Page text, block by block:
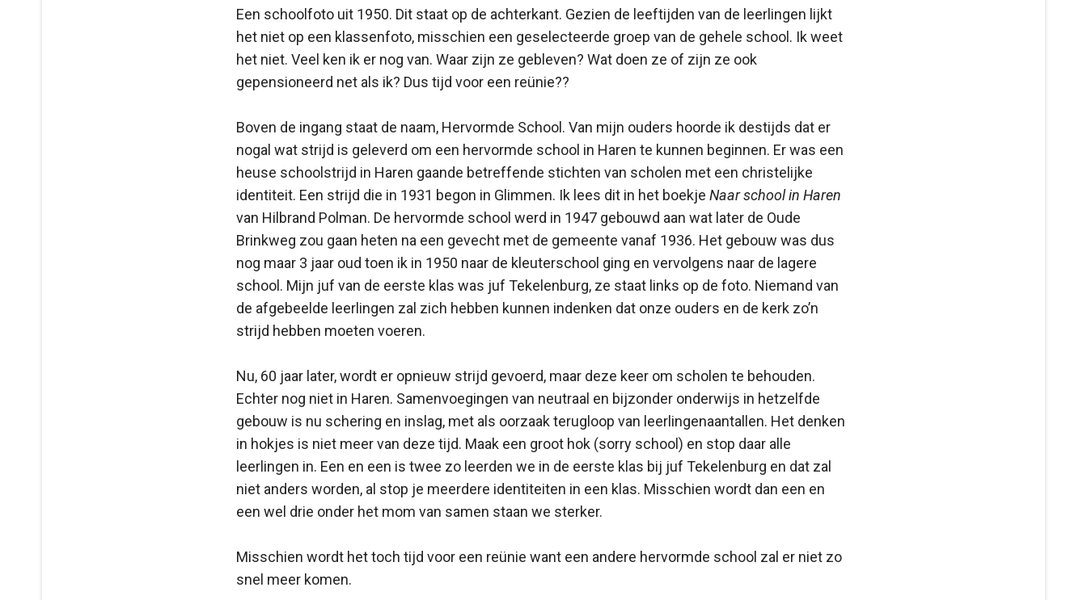
Een schoolfoto uit 1950. Dit staat op de achterkant. Gezien de leeftijden van de leerlingen lijkt
het niet op een klassenfoto, misschien een geselecteerde groep van de gehele school. Ik weet
het niet. Veel ken ik er nog van. Waar zijn ze gebleven? Wat doen ze of zijn ze ook
gepensioneerd net als ik? Dus tijd voor een reünie??
Boven de ingang staat de naam, Hervormde School. Van mijn ouders hoorde ik destijds dat er
nogal wat strijd is geleverd om een hervormde school in Haren te kunnen beginnen. Er was een
heuse schoolstrijd in Haren gaande betreffende stichten van scholen met een christelijke
identiteit. Een strijd die in 1931 begon in Glimmen. Ik lees dit in het boekje Naar school in Haren
van Hilbrand Polman. De hervormde school werd in 1947 gebouwd aan wat later de Oude
Brinkweg zou gaan heten na een gevecht met de gemeente vanaf 1936. Het gebouw was dus
nog maar 3 jaar oud toen ik in 1950 naar de kleuterschool ging en vervolgens naar de lagere
school. Mijn juf van de eerste klas was juf Tekelenburg, ze staat links op de foto. Niemand van
de afgebeelde leerlingen zal zich hebben kunnen indenken dat onze ouders en de kerk zo’n
strijd hebben moeten voeren.
Nu, 60 jaar later, wordt er opnieuw strijd gevoerd, maar deze keer om scholen te behouden.
Echter nog niet in Haren. Samenvoegingen van neutraal en bijzonder onderwijs in hetzelfde
gebouw is nu schering en inslag, met als oorzaak terugloop van leerlingenaantallen. Het denken
in hokjes is niet meer van deze tijd. Maak een groot hok (sorry school) en stop daar alle
leerlingen in. Een en een is twee zo leerden we in de eerste klas bij juf Tekelenburg en dat zal
niet anders worden, al stop je meerdere identiteiten in een klas. Misschien wordt dan een en
een wel drie onder het mom van samen staan we sterker.
Misschien wordt het toch tijd voor een reünie want een andere hervormde school zal er niet zo
snel meer komen.